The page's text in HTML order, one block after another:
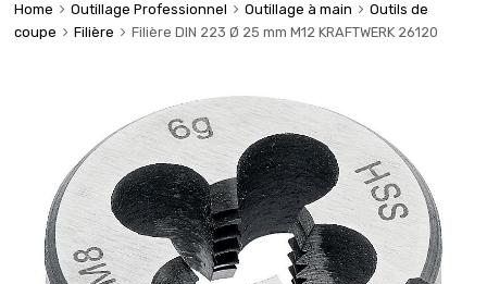
Home Outillage Professionnel Outillage à main
Outils de
coupe
Filière Filière DIN 223 Ø 25 mm M12 KRAFTWERK 26120